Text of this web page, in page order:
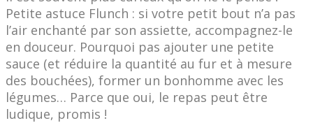
Petite astuce Flunch : si votre petit bout n’a pas
l’air enchanté par son assiette, accompagnez-le
en douceur. Pourquoi pas ajouter une petite
sauce (et réduire la quantité au fur et à mesure
des bouchées), former un bonhomme avec les
légumes… Parce que oui, le repas peut être
ludique, promis !